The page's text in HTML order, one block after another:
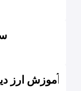
آموزش ارز